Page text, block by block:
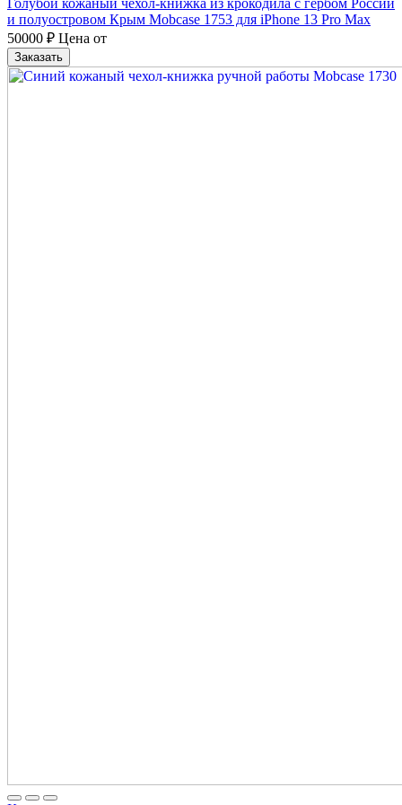
и полуостровом Крым Mobcase 1753 для iPhone 13 Pro Max
50000 ₽ Цена от
Заказать